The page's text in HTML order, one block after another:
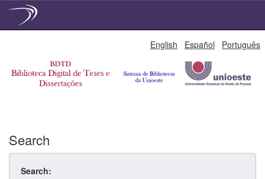
English Español Português
Search
Search: